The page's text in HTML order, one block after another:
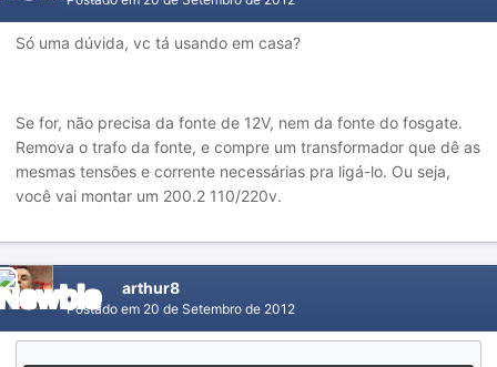
Só uma dúvida, vc tá usando em casa?
Se for, não precisa da fonte de 12V, nem da fonte do fosgate.
Remova o trafo da fonte, e compre um transformador que dê as
mesmas tensões e corrente necessárias pra ligá-lo. Ou seja,
você vai montar um 200.2 110/220v.
arthur8
Postado em 20 de Setembro de 2012